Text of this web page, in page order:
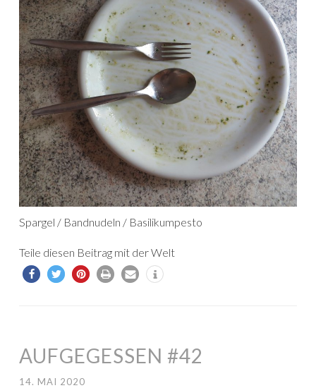
Spargel / Bandnudeln / Basilikumpesto
Teile diesen Beitrag mit der Welt
AUFGEGESSEN #42
14. MAI 2020